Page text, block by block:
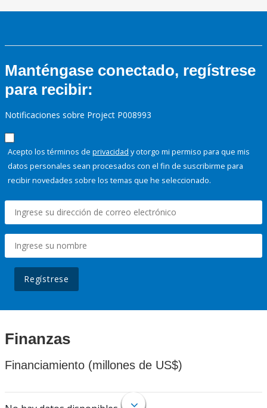
Manténgase conectado, regístrese
para recibir:
Notificaciones sobre Project P008993
Acepto los términos de privacidad y otorgo mi permiso para que mis
datos personales sean procesados con el fin de suscribirme para
recibir novedades sobre los temas que he seleccionado.
Regístrese
Finanzas
Financiamiento (millones de US$)